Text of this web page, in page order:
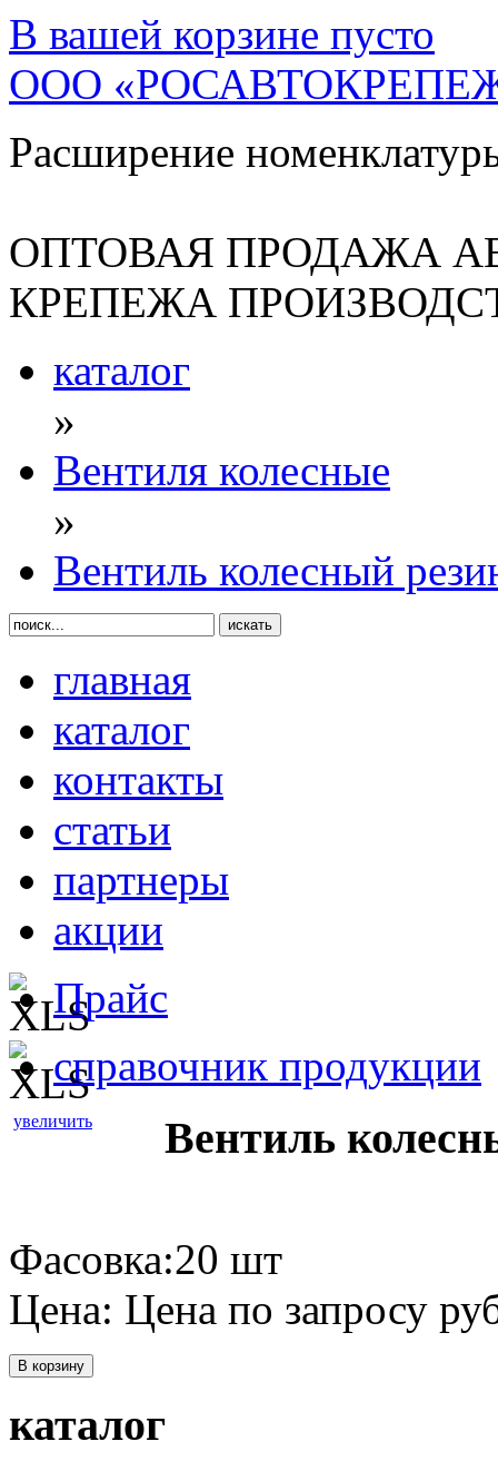
В вашей корзине пусто
ООО
Расширение
ОПТОВАЯ ПРОДАЖА
КРЕПЕЖА
каталог
»
Вентиля колесные
»
Вентиль колесный
главная
каталог
контакты
статьи
партнеры
акции
Прайс
справочник продукции
увеличить Вентиль
Фасовка:20 шт
Цена: Цена по запросу
В корзину
каталог